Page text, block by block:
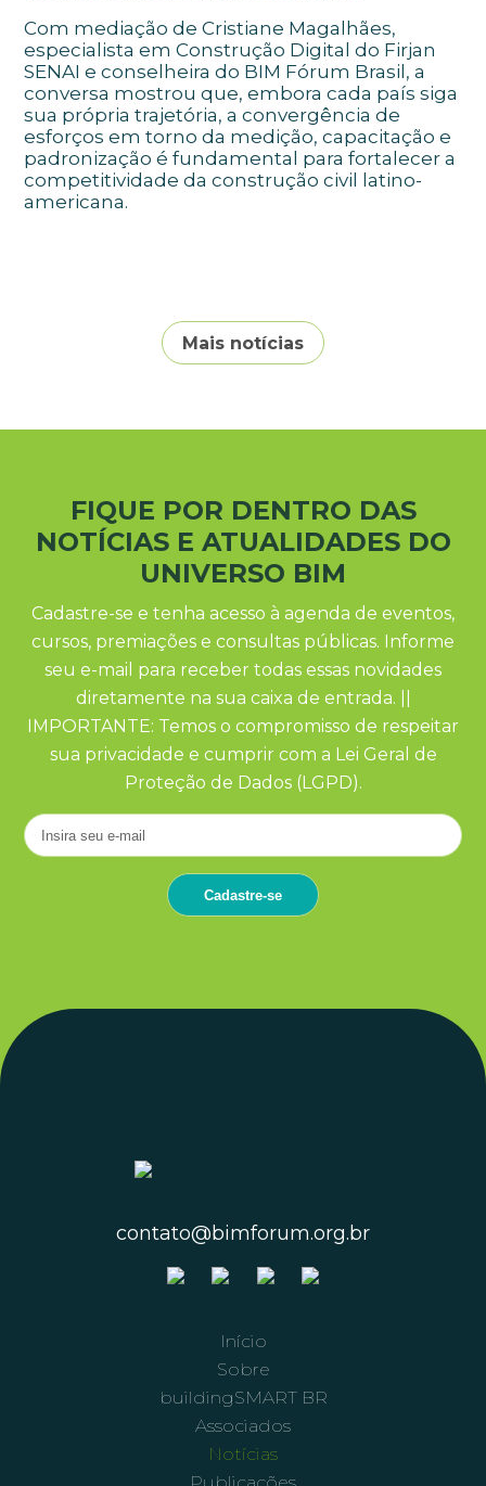
Com mediação de Cristiane Magalhães,
especialista em Construção Digital do Firjan
SENAI e conselheira do BIM Fórum Brasil, a
conversa mostrou que, embora cada país siga
sua própria trajetória, a convergência de
esforços em torno da medição, capacitação e
padronização é fundamental para fortalecer a
competitividade da construção civil latino-
americana.
Mais notícias
FIQUE POR DENTRO DAS
NOTÍCIAS E ATUALIDADES DO
UNIVERSO BIM
Cadastre-se e tenha acesso à agenda de eventos,
cursos, premiações e consultas públicas. Informe
seu e-mail para receber todas essas novidades
diretamente na sua caixa de entrada. ||
IMPORTANTE: Temos o compromisso de respeitar
sua privacidade e cumprir com a Lei Geral de
Proteção de Dados (LGPD).
contato@bimforum.org.br
Início
Sobre
buildingSMART BR
Associados
Notícias